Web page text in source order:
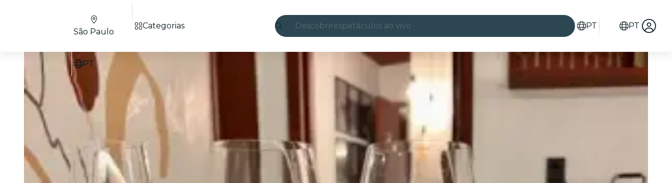
Descobrirespetáculos ao vivo
Candlelight
Londres
experiências e cidades
São Paulo
exposições
PT PT
São Paulo
PT
Categorias